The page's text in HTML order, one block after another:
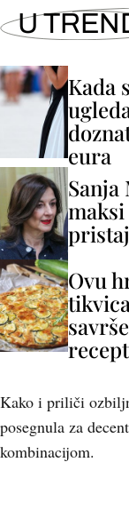
U
Kada
eura
Sanja
Ovu
Kako i priliči
posegnula za
kombinacijom.